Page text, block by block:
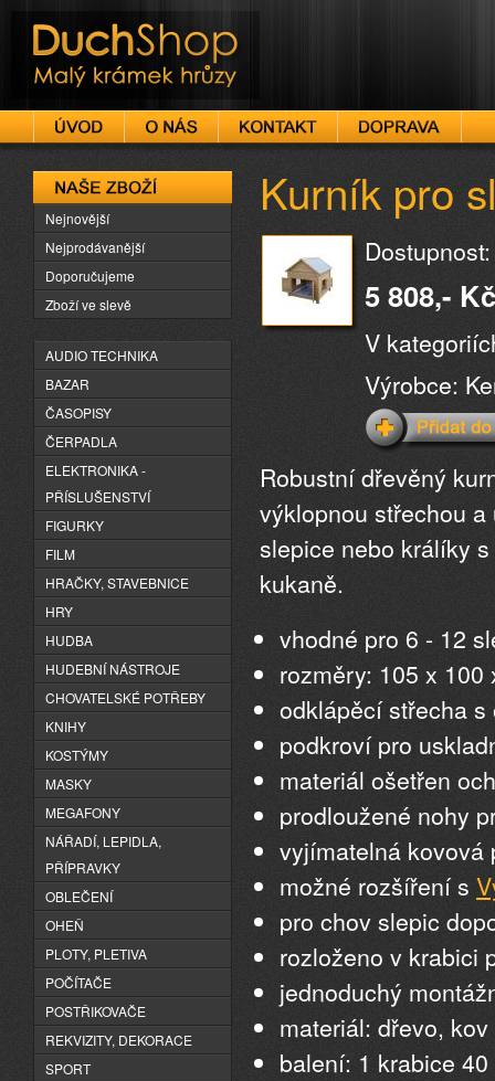
DuchShop
Kurník pro
5 808,-
V
Výrobce:
Robustní dřevěný
výklopnou střechou
slepice nebo králíky
kukaně.
vhodné pro 6 - 12
rozměry: 105 x
odklápěcí střecha
podkroví pro
materiál ošetřen
prodloužené nohy
vyjímatelná kovová
možné rozšíření s
pro chov slepic
rozloženo v krabici
jednoduchý
materiál: dřevo, kov
balení: 1 krabice
Naše zboží
Nejnovější
Nejprodávanější
Doporučujeme
Zboží ve slevě
AUDIO TECHNIKA
BAZAR
ČASOPISY
ČERPADLA
ELEKTRONIKA -
PŘÍSLUŠENSTVÍ
FIGURKY
FILM
HRAČKY, STAVEBNICE
HRY
HUDBA
HUDEBNÍ NÁSTROJE
CHOVATELSKÉ POTŘEBY
KNIHY
KOSTÝMY
MASKY
MEGAFONY
NÁŘADÍ, LEPIDLA,
PŘÍPRAVKY
OBLEČENÍ
OHEŇ
PLOTY, PLETIVA
POČÍTAČE
POSTŘIKOVAČE
REKVIZITY, DEKORACE
SPORT